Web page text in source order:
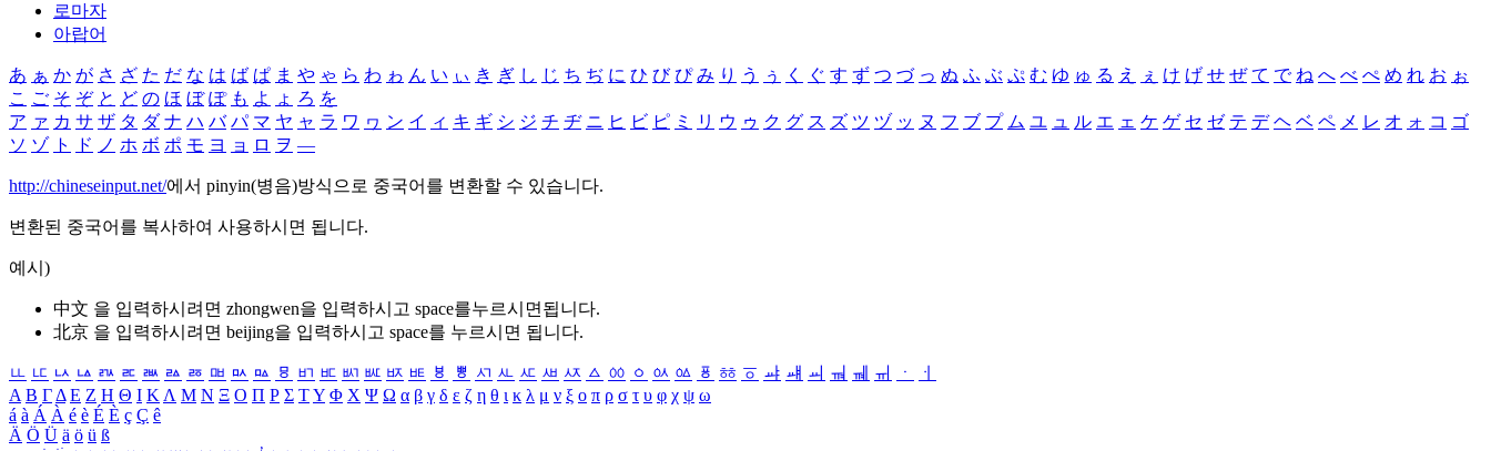
로마자
아랍어
あ ぁ か が さ ざ た だ な は ば ぱ ま や ゃ ら わ ゎ ん い ぃ き ぎ し じ ち ぢ に ひ び ぴ み り う ぅ く ぐ す ず つ づ っ ぬ ふ ぶ ぷ む ゆ ゅ る え ぇ け げ せ ぜ て で ね へ べ ぺ め れ お ぉ
こ ご そ ぞ と ど の ほ ぼ ぽ も よ ょ ろ を
ア ァ カ サ ザ タ ダ ナ ハ バ パ マ ヤ ャ ラ ワ ヮ ン イ ィ キ ギ シ ジ チ ヂ ニ ヒ ビ ピ ミ リ ウ ゥ ク グ ス ズ ツ ヅ ッ ヌ フ ブ プ ム ユ ュ ル エ ェ ケ ゲ セ ゼ テ デ ヘ ベ ペ メ レ オ ォ コ ゴ
ソ ゾ ト ド ノ ホ ボ ポ モ ヨ ョ ロ ヲ ―
http://chineseinput.net/에서 pinyin(병음)방식으로 중국어를 변환할 수 있습니다.
변환된 중국어를 복사하여 사용하시면 됩니다.
예시)
中文 을 입력하시려면 zhongwen을 입력하시고 space를누르시면됩니다.
北京 을 입력하시려면 beijing을 입력하시고 space를 누르시면 됩니다.
ㅥ ㅦ ㅧ ㅨ ㅩ ㅪ ㅫ ㅬ ㅭ ㅮ ㅯ ㅰ ㅱ ㅲ ㅳ ㅴ ㅵ ㅶ ㅷ ㅸ ㅹ ㅺ ㅻ ㅼ ㅽ ㅾ ㅿ ㆀ ㆁ ㆂ ㆃ ㆄ ㆅ ㆆ ㆇ ㆈ ㆉ ㆊ ㆋ ㆌ ㆍ
ㆎ
Α Β ΓΔ Ε Ζ Η Θ Ι ΚΛ Μ Ν Ξ Ο Π Ρ Σ ΤΥ Φ Χ Ψ Ω α β γ δ ε ζ η θ ι κ λ μ ν ξ ο π ρ σ τ υ φ χ ψ ω
á à Á À é è É È ç Ç ê
Ä Ö Ü ä ö ü ß